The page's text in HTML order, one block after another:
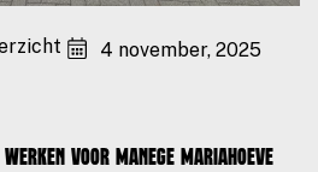
4 november, 2025
werken voor Manege Mariahoeve